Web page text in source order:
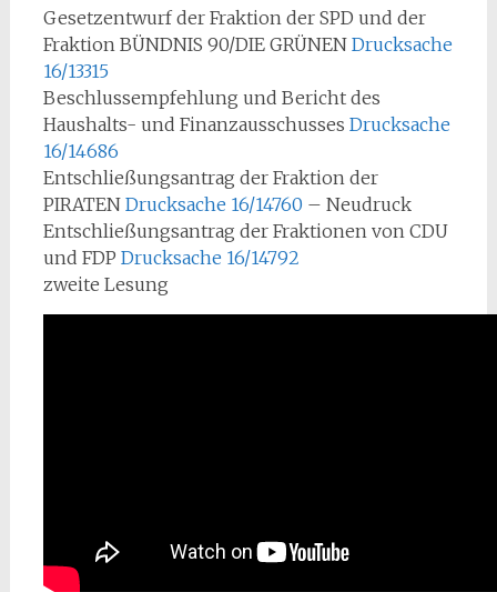
Gesetzentwurf der Fraktion der SPD und der
Fraktion BÜNDNIS 90/DIE GRÜNEN Drucksache
16/13315
Beschlussempfehlung und Bericht des
Haushalts- und Finanzausschusses Drucksache
16/14686
Entschließungsantrag der Fraktion der
PIRATEN Drucksache 16/14760 – Neudruck
Entschließungsantrag der Fraktionen von CDU
und FDP Drucksache 16/14792
zweite Lesung